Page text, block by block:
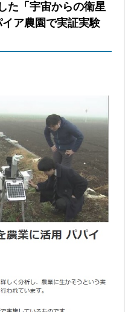
た「宇宙からの衛星
ア農園で実証実験